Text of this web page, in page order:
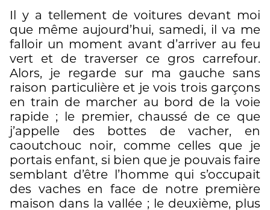
sur soi. Joueur, le cerf-volant finit par
laisser entendre qu'il peut aussi être le
symbole de l'inspiration et de l'écriture… »
https://www.onlalu.com/quoi-lire-107-
selection-des-libraires-54559/?
overlay=Payot
Il y a tellement de voitures devant moi
que même aujourd’hui, samedi, il va me
falloir un moment avant d’arriver au feu
vert et de traverser ce gros carrefour.
Alors, je regarde sur ma gauche sans
raison particulière et je vois trois garçons
en train de marcher au bord de la voie
rapide ; le premier, chaussé de ce que
j’appelle des bottes de vacher, en
caoutchouc noir, comme celles que je
portais enfant, si bien que je pouvais faire
semblant d’être l’homme qui s’occupait
des vaches en face de notre première
maison dans la vallée ; le deuxième, plus